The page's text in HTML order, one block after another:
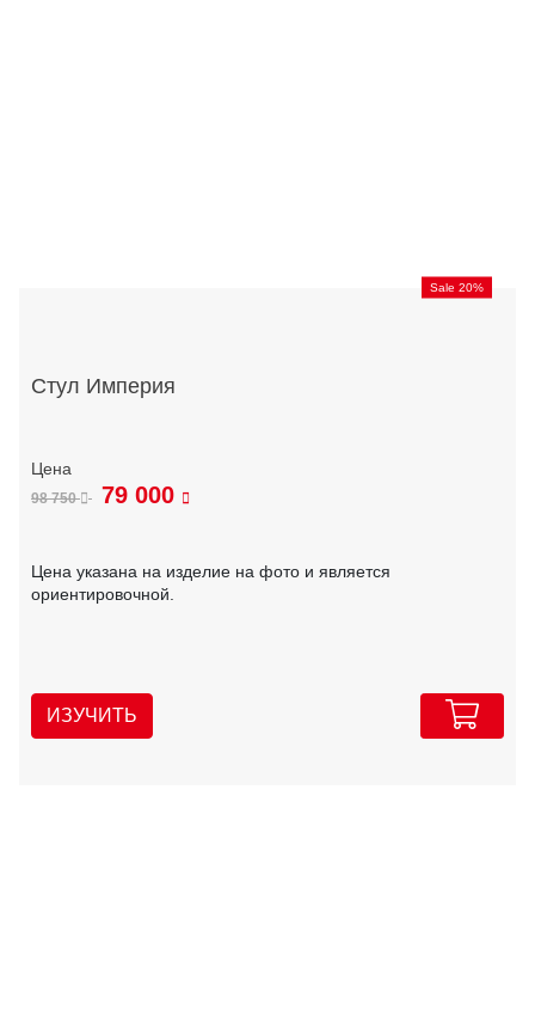
Sale 20%
Стул Империя
98 750 79 000
Цена указана на изделие на фото и является
ориентировочной.
ИЗУЧИТЬ